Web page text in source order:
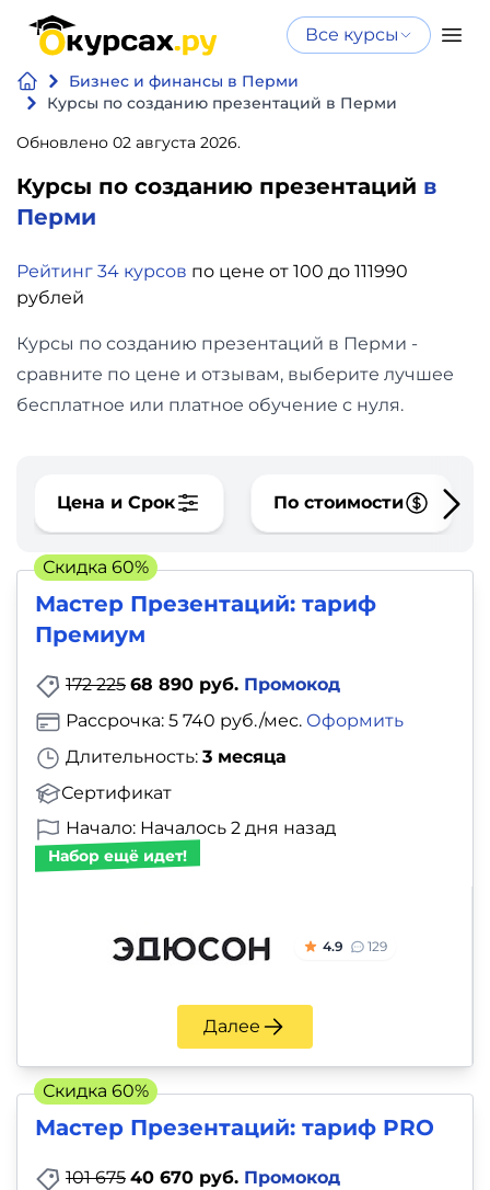
Все курсы
Бизнес и финансы в Перми
Курсы по созданию презентаций в Перми
Обновлено 02 августа 2026.
Курсы по созданию презентаций в
Перми
Рейтинг 34 курсов по цене от 100 до 111990
рублей
Курсы по созданию презентаций в Перми -
сравните по цене и отзывам, выберите лучшее
бесплатное или платное обучение с нуля.
Цена и Срок По стоимости
Мастер Презентаций: тариф
Премиум
172 225 68 890 руб. Промокод
Длительность: 3 месяца
Сертификат
Рассрочка: 5 740 руб./мес. Оформить
Начало: Началось 2 дня назад
Набор ещё идет!
4.9 129
Далее
Скидка 60%
Мастер Презентаций: тариф PRO
101 675 40 670 руб. Промокод
Скидка 60%
Нейросеть
и ИИ
Программирование
Бизнес
финансы
Дизайн
Аналитика
фото,
аудио
Маркетинг
Иностранный
язык
Для
детей
Красота,
здоровье,
Психология
саморазвитие
Прочее
Репетиторы
Нейросеть и ИИ
интеллекту